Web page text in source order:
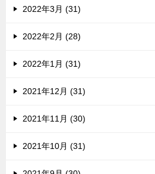
2022年3月 (31)
2022年2月 (28)
2022年1月 (31)
2021年12月 (31)
2021年11月 (30)
2021年10月 (31)